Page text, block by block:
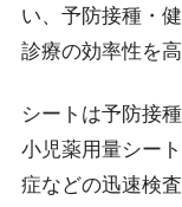
い、予防接種・
診療の効率性を高
シートは予防接
小児薬用量シー
症などの迅速検